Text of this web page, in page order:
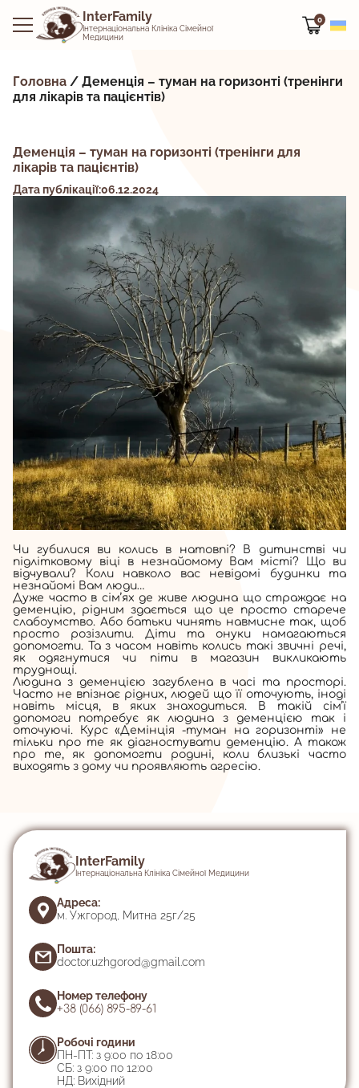
InterFamily
Інтернаціональна Клініка Сімейної
Медицини
0
Головна / Деменція – туман на горизонті (тренінги
для лікарів та пацієнтів)
Деменція – туман на горизонті (тренінги для
лікарів та пацієнтів)
Дата публікації:06.12.2024
Чи губилися ви колись в натовпі? В дитинстві чи
підлітковому віці в незнайомому Вам місті? Що ви
відчували? Коли навколо вас невідомі будинки та
незнайомі Вам люди…
Дуже часто в сім’ях де живе людина що страждає на
деменцію, рідним здається що це просто старече
слабоумство. Або батьки чинять навмисне так, щоб
просто розізлити. Діти та онуки намагаються
допомогти. Та з часом навіть колись такі звичні речі,
як одягнутися чи піти в магазин викликають
труднощі.
Людина з деменцією загублена в часі та просторі.
Часто не впізнає рідних, людей що її оточують, іноді
навіть місця, в яких знаходиться. В такій сім’ї
допомоги потребує як людина з деменцією так і
оточуючі. Курс «Демінція -туман на горизонті» не
тільки про те як діагностувати деменцію. А також
про те, як допомогти родині, коли близькі часто
виходять з дому чи проявляють агресію.
InterFamily
Інтернаціональна Клініка Сімейної Медицини
Адреса:
м. Ужгород, Митна 25г/25
Пошта:
doctor.uzhgorod@gmail.com
Номер телефону
+38 (066) 895-89-61
Робочі години
ПН-ПТ: з 9:00 по 18:00
СБ: з 9:00 по 12:00
НД: Вихідний